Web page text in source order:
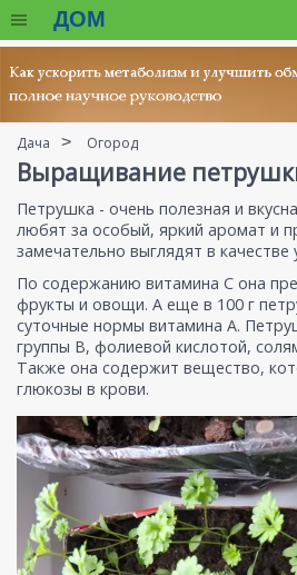
ДОМ
Дача Огород
Выращивание
Петрушка - очень полезная и
любят за особый, яркий аромат и
замечательно выглядят в
По содержанию витамина С она
фрукты и овощи. А еще в 100 г
суточные нормы витамина А.
группы В, фолиевой кислотой,
Также она содержит вещество,
глюкозы в крови.